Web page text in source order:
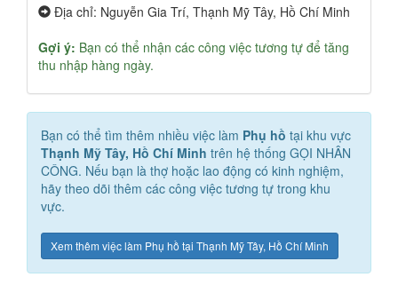
Địa chỉ: Nguyễn Gia Trí, Thạnh Mỹ Tây, Hồ Chí Minh
Gợi ý: Bạn có thể nhận các công việc tương tự để tăng
thu nhập hàng ngày.
Bạn có thể tìm thêm nhiều việc làm Phụ hồ tại khu vực
Thạnh Mỹ Tây, Hồ Chí Minh trên hệ thống GỌI NHÂN
CÔNG. Nếu bạn là thợ hoặc lao động có kinh nghiệm,
hãy theo dõi thêm các công việc tương tự trong khu
vực.
Xem thêm việc làm Phụ hồ tại Thạnh Mỹ Tây, Hồ Chí Minh